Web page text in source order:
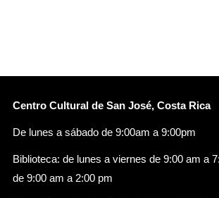
Centro Cultural de San José, Costa Rica
De lunes a sábado de 9:00am a 9:00pm
Biblioteca: de lunes a viernes de 9:00 am a
de 9:00 am a 2:00 pm